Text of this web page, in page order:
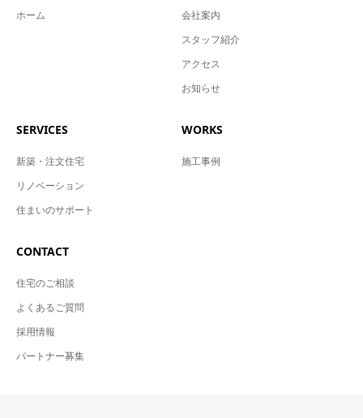
ホーム
会社案内
スタッフ紹介
アクセス
お知らせ
SERVICES
新築・注文住宅
リノベーション
住まいのサポート
WORKS
施工事例
CONTACT
住宅のご相談
よくあるご質問
採用情報
パートナー募集